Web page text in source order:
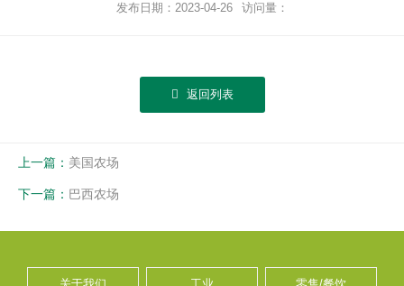
发布日期：2023-04-26 访问量：
返回列表
上一篇： 美国农场
下一篇： 巴西农场